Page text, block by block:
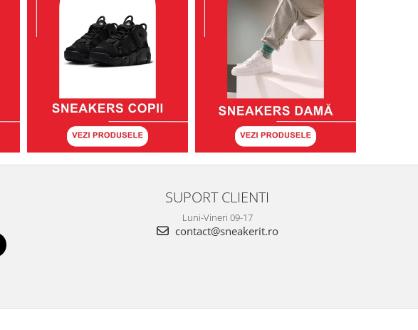
SUPORT CLIENTI
Luni-Vineri 09-17
contact@sneakerit.ro